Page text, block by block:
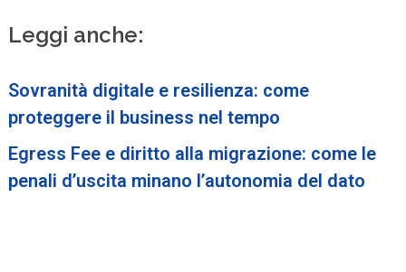
Leggi anche:
Sovranità digitale e resilienza: come
proteggere il business nel tempo
Egress Fee e diritto alla migrazione: come le
penali d’uscita minano l’autonomia del dato